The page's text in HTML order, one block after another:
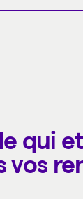
qui
vos